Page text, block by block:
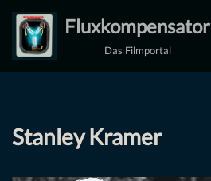
Zum
Inhalt
Fluxkompensator
Das Filmportal
Stanley Kramer